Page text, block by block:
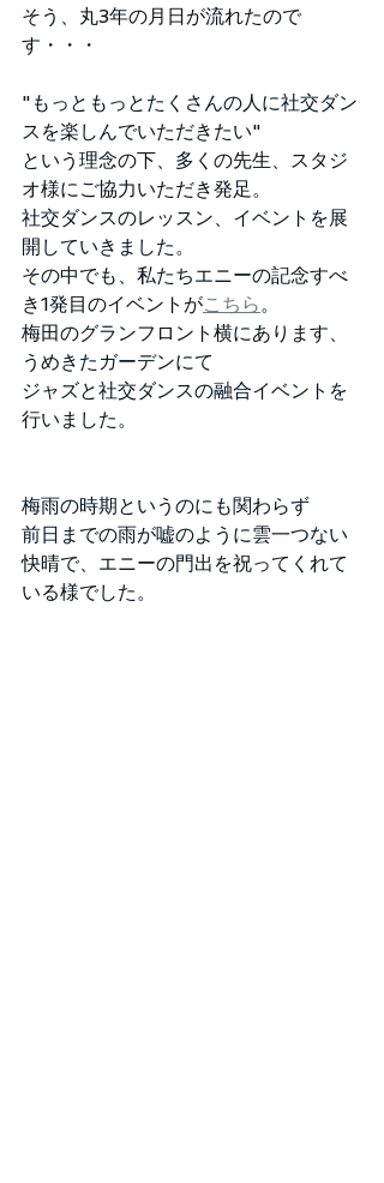
そう、丸3年の月日が流れたので
す・・・
"もっともっとたくさんの人に社交ダン
スを楽しんでいただきたい"
という理念の下、多くの先生、スタジ
オ様にご協力いただき発足。
社交ダンスのレッスン、イベントを展
開していきました。
その中でも、私たちエニーの記念すべ
き1発目のイベントがこちら。
梅田のグランフロント横にあります、
うめきたガーデンにて
ジャズと社交ダンスの融合イベントを
行いました。
梅雨の時期というのにも関わらず
前日までの雨が嘘のように雲一つない
快晴で、エニーの門出を祝ってくれて
いる様でした。